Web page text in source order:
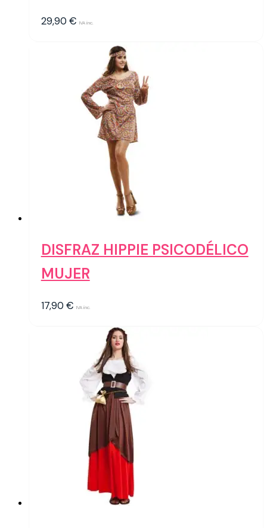
29,90 € IVA inc.
DISFRAZ HIPPIE PSICODÉLICO
MUJER
17,90 € IVA inc.